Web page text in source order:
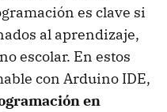
es clave si
al aprendizaje,
escolar. En estos
con Arduino IDE,
en